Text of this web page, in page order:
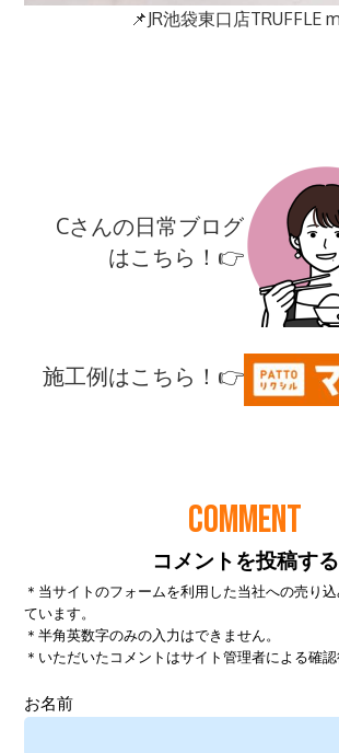
COMMENT
コメントを投稿する
＊当サイトのフォームを利用した当社への売り
ています。
＊半角英数字のみの入力はできません。
＊いただいたコメントはサイト管理者による確認
お名前